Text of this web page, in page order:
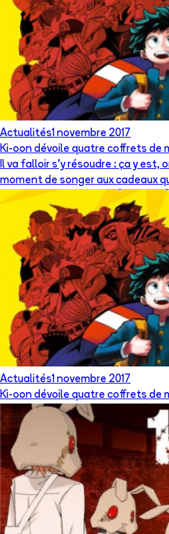
Actualités1 novembre 2017
Ki-oon dévoile quatre coffrets de
Il va falloir s'y résoudre : ça y est,
moment de songer aux cadeaux
Actualités1 novembre 2017
Ki-oon dévoile quatre coffrets de